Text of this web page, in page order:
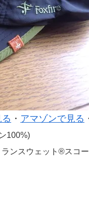
・ アマゾンで見る
100%)
ンスウェット®スコ